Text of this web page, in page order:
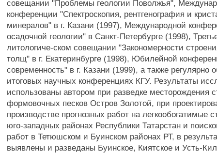
совещании "Проблемы геологии Поволжья",
конференции "Спектроскопия, рентгенография и
минералов" в г. Казани (1997), Международной
осадочной геологии" в Санкт-Петербурге (1998),
литологиче-ском совещании "Закономерности
толщ" в г. Екатеринбурге (1998), Юбилейной
современность" в г. Казани (1999), а также регулярно
итоговых научных конференциях КГУ. Результаты
использованы автором при разведке месторождения
формовочных песков Остров Золотой, при
производстве прогнозных работ на легкообогатимые
юго-западных районах Республики Татарстан и
работ в Тетюшском и Буинском районах РТ, в
выявлены и разведаны Буинское, Киятское и Усть-